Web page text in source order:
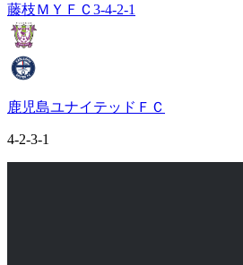
藤枝ＭＹＦＣ 3-4-2-1
鹿児島ユナイテッドＦＣ
4-2-3-1